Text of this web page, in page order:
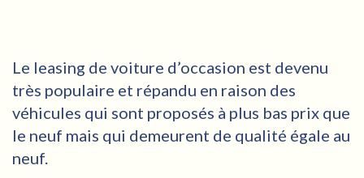
Le leasing de voiture d’occasion est devenu
très populaire et répandu en raison des
véhicules qui sont proposés à plus bas prix que
le neuf mais qui demeurent de qualité égale au
neuf.